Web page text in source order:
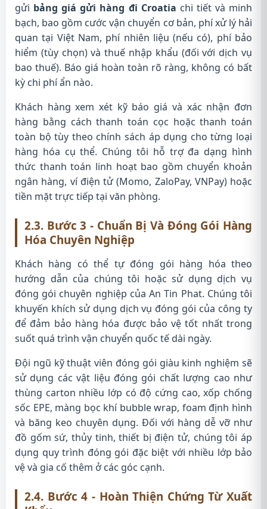
gửi bảng giá gửi hàng đi Croatia chi tiết và minh
bạch, bao gồm cước vận chuyển cơ bản, phí xử lý hải
quan tại Việt Nam, phí nhiên liệu (nếu có), phí bảo
hiểm (tùy chọn) và thuế nhập khẩu (đối với dịch vụ
bao thuế). Báo giá hoàn toàn rõ ràng, không có bất
kỳ chi phí ẩn nào.
Khách hàng xem xét kỹ báo giá và xác nhận đơn
hàng bằng cách thanh toán cọc hoặc thanh toán
toàn bộ tùy theo chính sách áp dụng cho từng loại
hàng hóa cụ thể. Chúng tôi hỗ trợ đa dạng hình
thức thanh toán linh hoạt bao gồm chuyển khoản
ngân hàng, ví điện tử (Momo, ZaloPay, VNPay) hoặc
tiền mặt trực tiếp tại văn phòng.
2.3. Bước 3 - Chuẩn Bị Và Đóng Gói Hàng
Hóa Chuyên Nghiệp
Khách hàng có thể tự đóng gói hàng hóa theo
hướng dẫn của chúng tôi hoặc sử dụng dịch vụ
đóng gói chuyên nghiệp của An Tin Phat. Chúng tôi
khuyến khích sử dụng dịch vụ đóng gói của công ty
để đảm bảo hàng hóa được bảo vệ tốt nhất trong
suốt quá trình vận chuyển quốc tế dài ngày.
Đội ngũ kỹ thuật viên đóng gói giàu kinh nghiệm sẽ
sử dụng các vật liệu đóng gói chất lượng cao như
thùng carton nhiều lớp có độ cứng cao, xốp chống
sốc EPE, màng bọc khí bubble wrap, foam định hình
và băng keo chuyên dụng. Đối với hàng dễ vỡ như
đồ gốm sứ, thủy tinh, thiết bị điện tử, chúng tôi áp
dụng quy trình đóng gói đặc biệt với nhiều lớp bảo
vệ và gia cố thêm ở các góc cạnh.
2.4. Bước 4 - Hoàn Thiện Chứng Từ Xuất